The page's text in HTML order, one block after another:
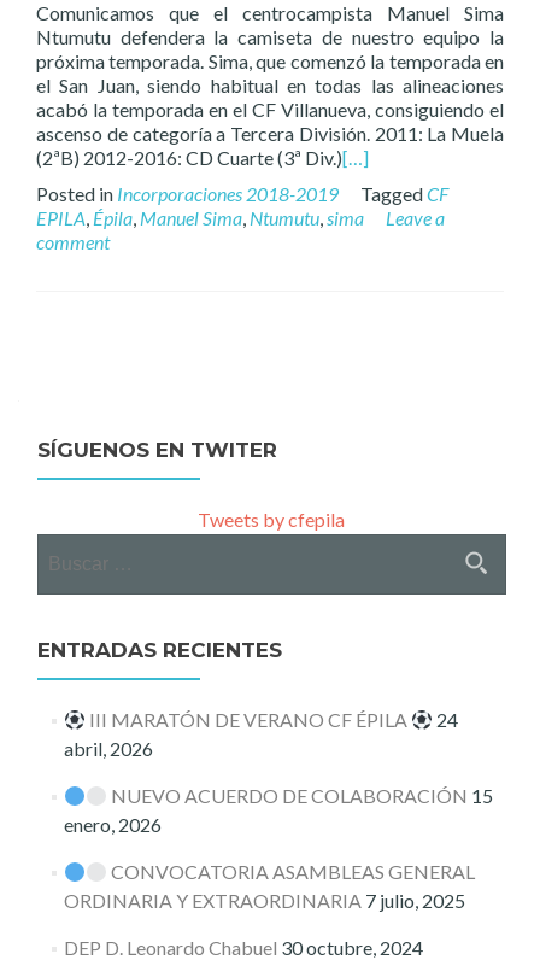
Comunicamos que el centrocampista Manuel Sima
Ntumutu defendera la camiseta de nuestro equipo la
próxima temporada. Sima, que comenzó la temporada en
el San Juan, siendo habitual en todas las alineaciones
acabó la temporada en el CF Villanueva, consiguiendo el
ascenso de categoría a Tercera División. 2011: La Muela
(2ªB) 2012-2016: CD Cuarte (3ª Div.)[…]
Posted in Incorporaciones 2018-2019 TaggedCF
EPILA, Épila, Manuel Sima, Ntumutu,sima
Leave a
comment
SÍGUENOS EN TWITER
Tweets by cfepila
ENTRADAS RECIENTES
III MARATÓN DE VERANO CF ÉPILA
24
abril, 2026
NUEVO ACUERDO DE COLABORACIÓN 15
enero, 2026
CONVOCATORIA ASAMBLEAS GENERAL
ORDINARIA Y EXTRAORDINARIA 7 julio, 2025
DEP D. Leonardo Chabuel 30 octubre, 2024